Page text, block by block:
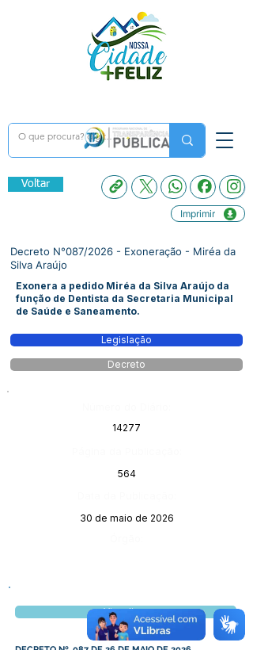
Voltar
Imprimir
Decreto N°087/2026 - Exoneração - Miréa da
Silva Araújo
Exonera a pedido Miréa da Silva Araújo da
função de Dentista da Secretaria Municipal
de Saúde e Saneamento.
Legislação
Decreto
14277
564
30 de maio de 2026
Visualizar